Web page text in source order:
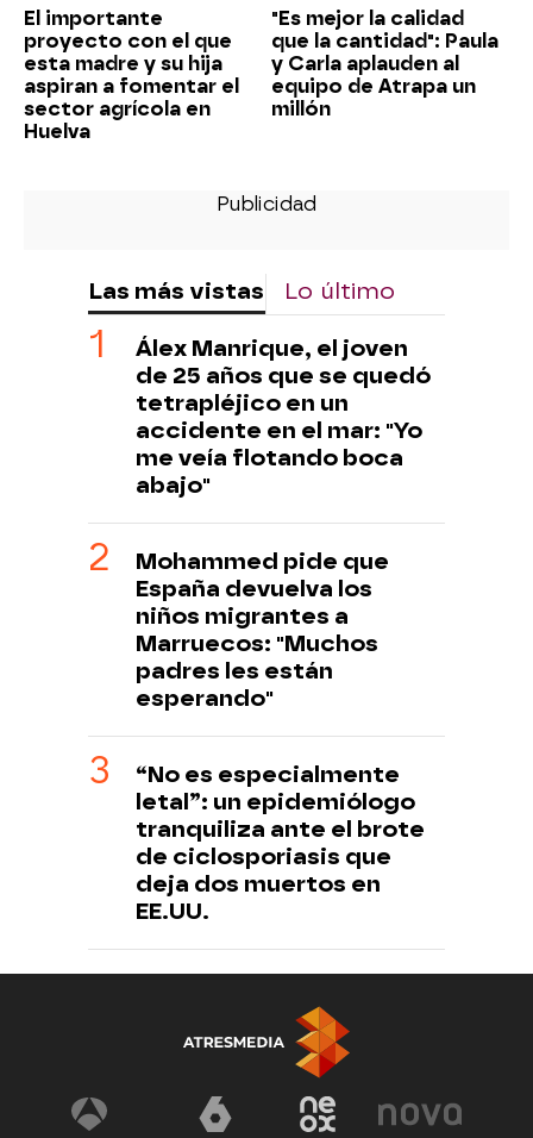
El importante
proyecto con el que
esta madre y su hija
aspiran a fomentar el
sector agrícola en
Huelva
"Es mejor la calidad
que la cantidad": Paula
y Carla aplauden al
equipo de Atrapa un
millón
Las más vistas Lo último
Álex Manrique, el joven
de 25 años que se quedó
tetrapléjico en un
accidente en el mar: "Yo
me veía flotando boca
abajo"
Mohammed pide que
España devuelva los
niños migrantes a
Marruecos: "Muchos
padres les están
esperando"
“No es especialmente
letal”: un epidemiólogo
tranquiliza ante el brote
de ciclosporiasis que
deja dos muertos en
EE.UU.